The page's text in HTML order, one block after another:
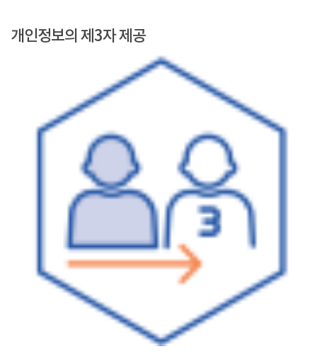
개인정보의 제3자 제공